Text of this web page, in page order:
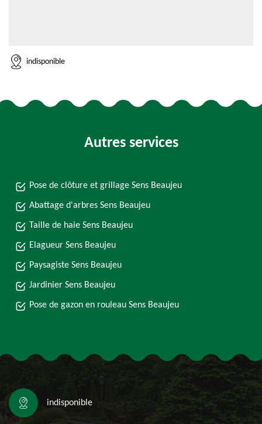
indisponible
Autres services
Pose de clôture et grillage Sens Beaujeu
Abattage d'arbres Sens Beaujeu
Taille de haie Sens Beaujeu
Elagueur Sens Beaujeu
Paysagiste Sens Beaujeu
Jardinier Sens Beaujeu
Pose de gazon en rouleau Sens Beaujeu
indisponible